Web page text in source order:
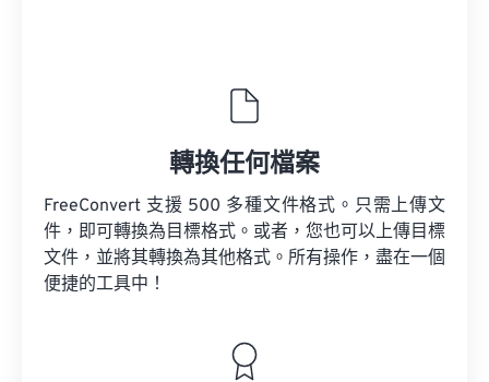
轉換任何檔案
FreeConvert 支援 500 多種文件格式。只需上傳文
件，即可轉換為目標格式。或者，您也可以上傳目標
文件，並將其轉換為其他格式。所有操作，盡在一個
便捷的工具中！